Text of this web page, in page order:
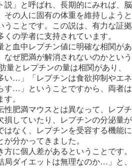
」と呼ばれ、長期的にみれば、脳
その人に固有の体重を維持しようと
うことです。この説は、有力な証拠
の学者に支持されています。
血中レプチン値に明確な相関があ
なぜ肥満が解消されないのかという
量とレプチンの量は相関があり、
い…」「レプチンは食欲抑制やエネ
す…」ということですから、両者は
。
肥満マウスとは異なって、レプチ
損していたり、レプチンの分泌量が
はなく、レプチンを受容する機能に
分かってきました。
に個人差があるということです。
局ダイエットは無理なのか…」と、